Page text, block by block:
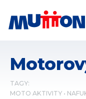
TAGY:
MOTO AKTIVITY